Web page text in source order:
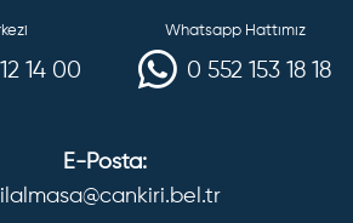
14 00
Whatsapp Hattımız
0 552 153 18 18
E-Posta: